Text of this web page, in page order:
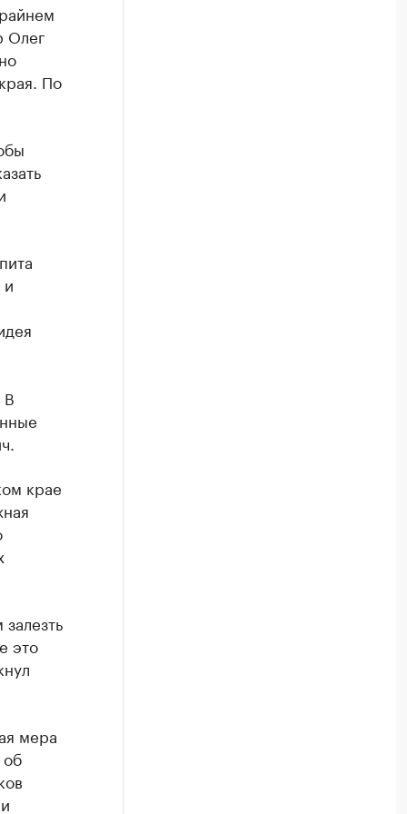
Олег
По
В
крае
это
мера